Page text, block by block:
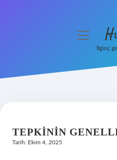
Hakkımızda
menüyü
İlginç
TEPKININ
Tarih: Ekim 4, 2025